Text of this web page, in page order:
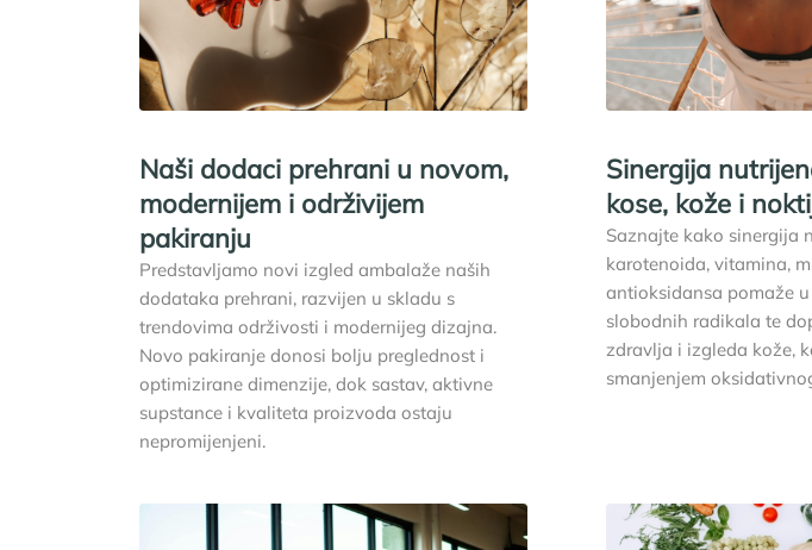
Naši dodaci prehrani u novom,
modernijem i održivijem
pakiranju
Predstavljamo novi izgled ambalaže naših
dodataka prehrani, razvijen u skladu s
trendovima održivosti i modernijeg dizajna.
Novo pakiranje donosi bolju preglednost i
optimizirane dimenzije, dok sastav, aktivne
supstance i kvaliteta proizvoda ostaju
nepromijenjeni.
Sinergija
kose, kože i
Saznajte kako sinergija
karotenoida, vitamina,
antioksidansa pomaže
slobodnih radikala te
zdravlja i izgleda kože,
smanjenjem